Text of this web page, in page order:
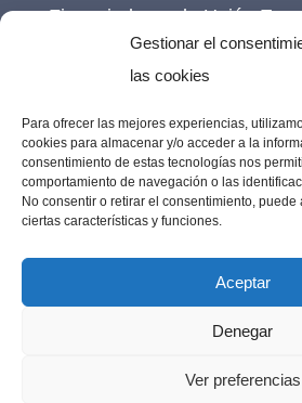
Gestionar el
las cookies
Para ofrecer las mejores experiencias,
cookies para almacenar y/o acceder a la
consentimiento de estas tecnologías nos
comportamiento de navegación o las
No consentir o retirar el consentimiento,
ciertas características y funciones.
Aceptar
Denegar
Ver preferencias
Financiado por la Unión
NextGenerationEU.
Imprenta Los Remedios ©